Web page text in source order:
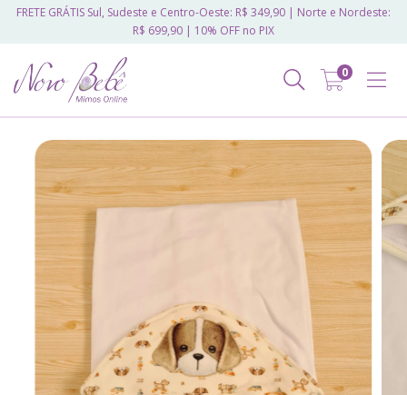
FRETE GRÁTIS Sul, Sudeste e Centro-Oeste: R$ 349,90 | Norte e Nordeste:
R$ 699,90 | 10% OFF no PIX
0